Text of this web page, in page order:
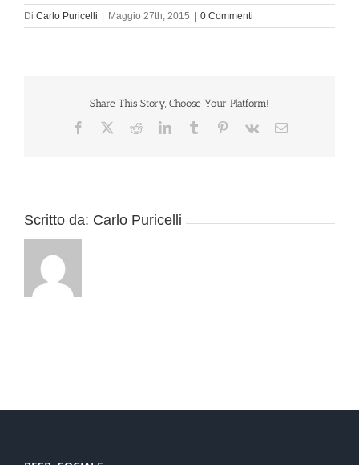
Di Carlo Puricelli Maggio 27th, 2015 0 Commenti
Share This Story, Choose Your Platform!
Facebook RedditLinkedInTumblr Pinterest
Vk Email
Scritto da: Carlo Puricelli